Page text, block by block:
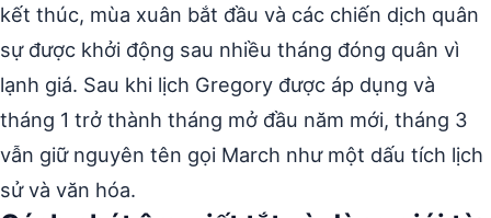
kết thúc, mùa xuân bắt đầu và các chiến dịch quân
sự được khởi động sau nhiều tháng đóng quân vì
lạnh giá. Sau khi lịch Gregory được áp dụng và
tháng 1 trở thành tháng mở đầu năm mới, tháng 3
vẫn giữ nguyên tên gọi March như một dấu tích lịch
sử và văn hóa.